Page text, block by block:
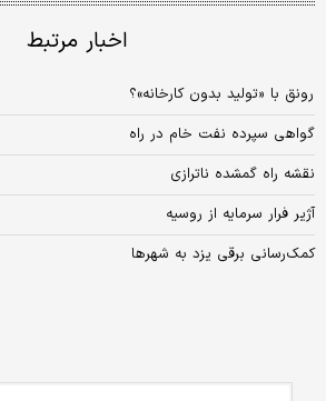
اخبار مرتبط
رونق با «تولید بدون کارخانه»؟
گواهی سپرده نفت خام در راه
نقشه راه گمشده ناترازی
آژیر فرار سرمایه از روسیه
کمک‌رسانی برقی یزد به شهرها